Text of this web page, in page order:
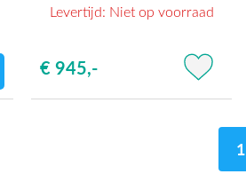
Levertijd: Niet op voorraad
€ 945,-
1